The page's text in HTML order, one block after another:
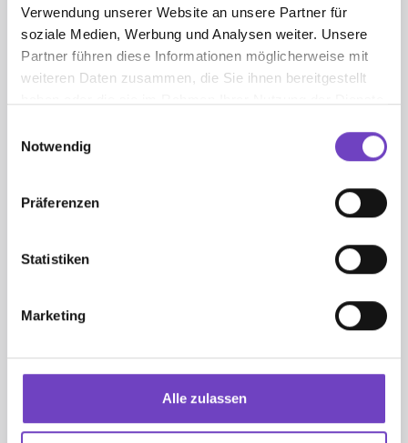
Verwendung unserer Website an unsere Partner für
soziale Medien, Werbung und Analysen weiter. Unsere
Partner führen diese Informationen möglicherweise mit
weiteren Daten zusammen, die Sie ihnen bereitgestellt
Notwendig
Präferenzen
Statistiken
Marketing
Alle zulassen
Jeden Monat eine Zeit­schrift (Herbst­aus­
2 Lite­ra­tur­ma­ga­zine: "Lese­star" im Nov. und
April
2 Wissens­hefte im Dez. und März
www.​cyber-​space.​at,die multi­me­diale